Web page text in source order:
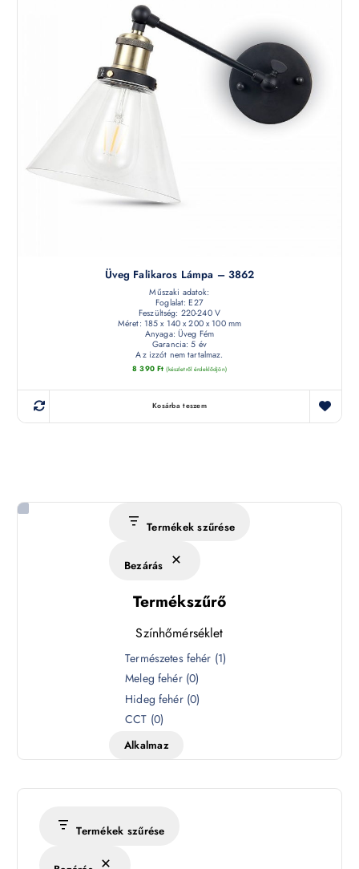
Üveg Falikaros Lámpa – 3862
Műszaki adatok:
Foglalat: E27
Feszültség: 220-240 V
Méret: 185 x 140 x 200 x 100 mm
Anyaga: Üveg Fém
Garancia: 5 év
Az izzót nem tartalmaz.
8 390 Ft (készletről érdeklődjön)
Kosárba teszem
Termékek szűrése
Bezárás
Termékszűrő
Színhőmérséklet
é
s
k
Természetes fehér (1)
Meleg fehér (0)
Hideg fehér (0)
CCT (0)
Alkalmaz
Termékek szűrése